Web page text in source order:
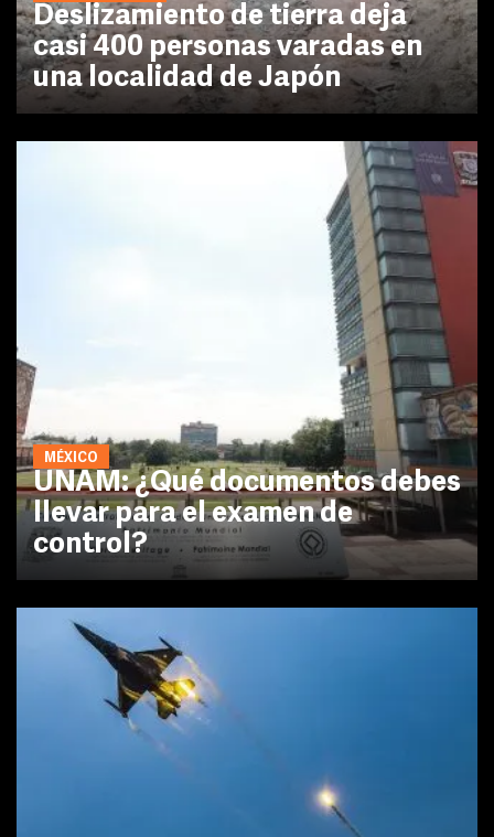
Deslizamiento de tierra deja
casi 400 personas varadas en
una localidad de Japón
MÉXICO
UNAM: ¿Qué documentos debes
llevar para el examen de
control?